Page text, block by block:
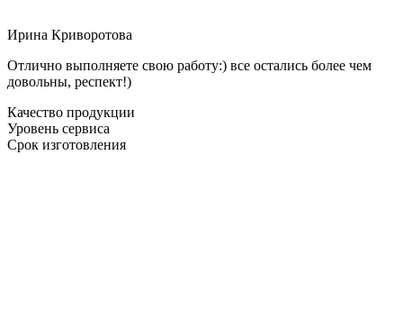
Ирина Криворотова
Отлично выполняете свою работу:) все остались более чем
довольны, респект!)
Качество продукции
Уровень сервиса
Срок изготовления